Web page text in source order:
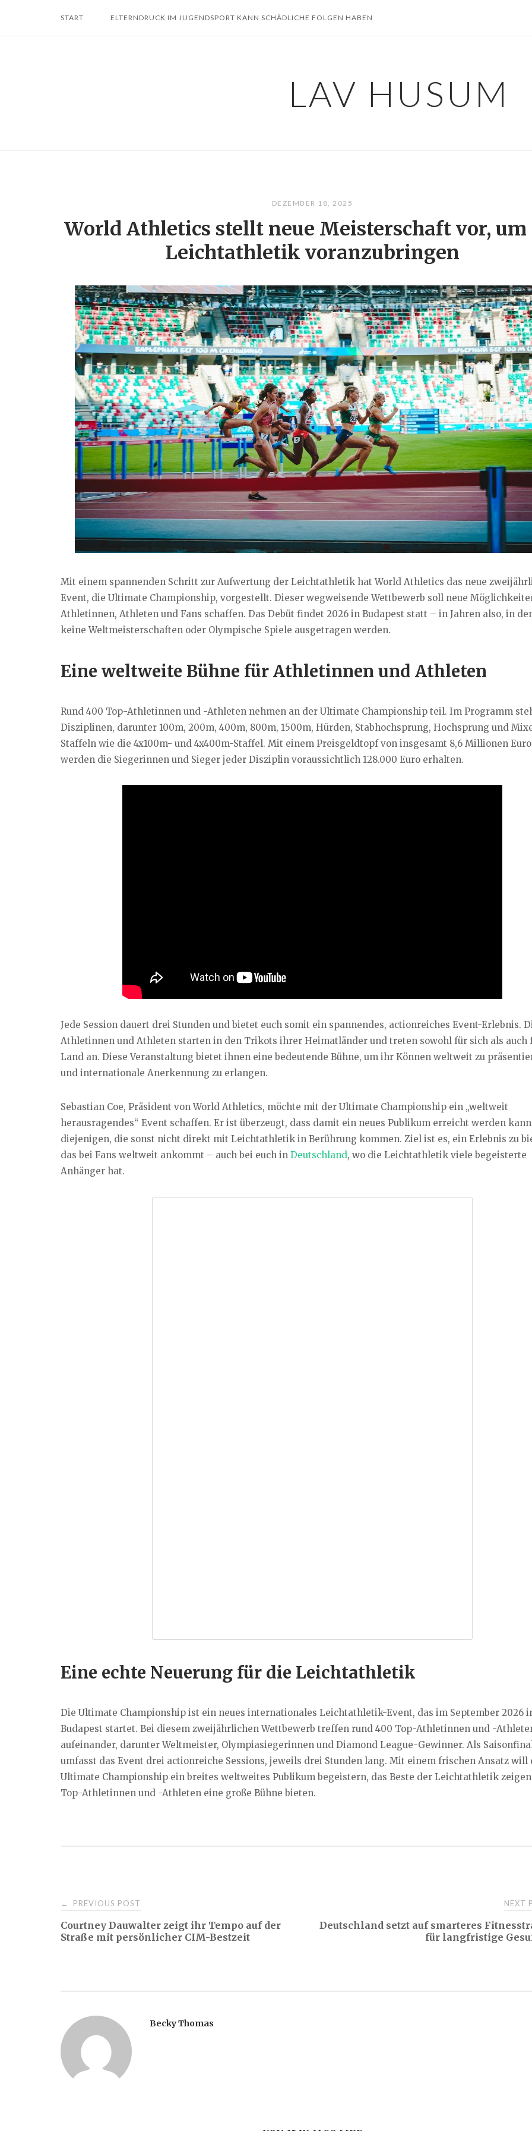
START ELTERNDRUCK IM JUGENDSPORT KANN SCHÄDLICHE FOLGEN HABEN
LAV HUSUM
DEZEMBER 18, 2025
World Athletics stellt neue Meisterschaft vor, um
Leichtathletik voranzubringen
Mit einem spannenden Schritt zur Aufwertung der Leichtathletik hat World Athletics das neue
Event, die Ultimate Championship, vorgestellt. Dieser wegweisende Wettbewerb soll neue
Athletinnen, Athleten und Fans schaffen. Das Debüt findet 2026 in Budapest statt – in Jahren also, in
keine Weltmeisterschaften oder Olympische Spiele ausgetragen werden.
Eine weltweite Bühne für Athletinnen und Athleten
Rund 400 Top-Athletinnen und -Athleten nehmen an der Ultimate Championship teil. Im Programm
Disziplinen, darunter 100m, 200m, 400m, 800m, 1500m, Hürden, Stabhochsprung, Hochsprung und
Staffeln wie die 4x100m- und 4x400m-Staffel. Mit einem Preisgeldtopf von insgesamt 8,6 Millionen Euro
werden die Siegerinnen und Sieger jeder Disziplin voraussichtlich 128.000 Euro erhalten.
Jede Session dauert drei Stunden und bietet euch somit ein spannendes, actionreiches Event-Erlebnis.
Athletinnen und Athleten starten in den Trikots ihrer Heimatländer und treten sowohl für sich als auch
Land an. Diese Veranstaltung bietet ihnen eine bedeutende Bühne, um ihr Können weltweit zu
und internationale Anerkennung zu erlangen.
Sebastian Coe, Präsident von World Athletics, möchte mit der Ultimate Championship ein „weltweit
herausragendes“ Event schaffen. Er ist überzeugt, dass damit ein neues Publikum erreicht werden
diejenigen, die sonst nicht direkt mit Leichtathletik in Berührung kommen. Ziel ist es, ein Erlebnis zu
das bei Fans weltweit ankommt – auch bei euch in Deutschland, wo die Leichtathletik viele begeisterte
Anhänger hat.
Eine echte Neuerung für die Leichtathletik
Die Ultimate Championship ist ein neues internationales Leichtathletik-Event, das im September 2026
Budapest startet. Bei diesem zweijährlichen Wettbewerb treffen rund 400 Top-Athletinnen und -
aufeinander, darunter Weltmeister, Olympiasiegerinnen und Diamond League-Gewinner. Als
umfasst das Event drei actionreiche Sessions, jeweils drei Stunden lang. Mit einem frischen Ansatz will
Ultimate Championship ein breites weltweites Publikum begeistern, das Beste der Leichtathletik
Top-Athletinnen und -Athleten eine große Bühne bieten.
Post
navigation
← PREVIOUS POST
Courtney Dauwalter zeigt ihr Tempo auf der
Straße mit persönlicher CIM-Bestzeit
NEXT
Deutschland setzt auf smarteres
für langfristige
Becky Thomas